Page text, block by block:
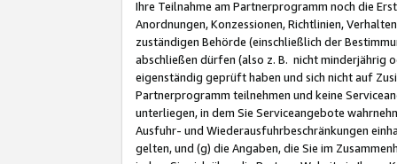
Ihre Teilnahme am Partnerprogramm noch die
Anordnungen, Konzessionen, Richtlinien,
zuständigen Behörde (einschließlich der
abschließen dürfen (also z. B. nicht minderjährig
eigenständig geprüft haben und sich nicht auf
Partnerprogramm teilnehmen und keine
unterliegen, in dem Sie Serviceangebote
Ausfuhr- und Wiederausfuhrbeschränkungen
gelten, und (g) die Angaben, die Sie im